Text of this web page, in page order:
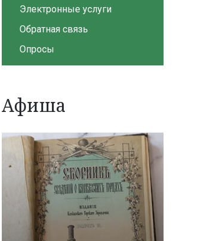
Электронные услуги
Обратная связь
Опросы
Афиша